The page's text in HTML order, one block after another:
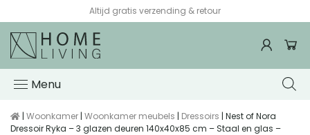
Altijd gratis verzending & retour
Menu
| Woonkamer | Woonkamer meubels | Dressoirs | Nest of Nora
Dressoir Ryka – 3 glazen deuren 140x40x85 cm – Staal en glas –